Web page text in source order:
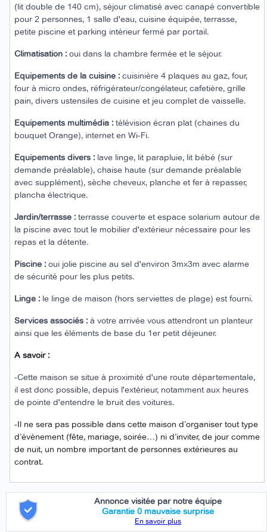
(lit double de 140 cm), séjour climatisé avec canapé convertible
pour 2 personnes, 1 salle d'eau, cuisine équipée, terrasse,
petite piscine et parking intérieur fermé par portail.
Climatisation : oui dans la chambre fermée et le séjour.
Equipements de la cuisine : cuisinière 4 plaques au gaz, four,
four à micro ondes, réfrigérateur/congélateur, cafetière, grille
pain, divers ustensiles de cuisine et jeu complet de vaisselle.
Equipements multimédia : télévision écran plat (chaines du
bouquet Orange), internet en Wi-Fi.
Equipements divers : lave linge, lit parapluie, lit bébé (sur
demande préalable), chaise haute (sur demande préalable
avec supplément), sèche cheveux, planche et fer à repasser,
plancha électrique.
Jardin/terrasse : terrasse couverte et espace solarium autour de
la piscine avec tout le mobilier d'extérieur nécessaire pour les
repas et la détente.
Piscine : oui jolie piscine au sel d'environ 3mx3m avec alarme
de sécurité pour les plus petits.
Linge : le linge de maison (hors serviettes de plage) est fourni.
Services associés : à votre arrivée vous attendront un planteur
ainsi que les éléments de base du 1er petit déjeuner.
A savoir :
-Cette maison se situe à proximité d'une route départementale,
il est donc possible, depuis l'extérieur, notamment aux heures
de pointe d'entendre le bruit des voitures.
-Il ne sera pas possible dans cette maison d’organiser tout type
d’évènement (fête, mariage, soirée…) ni d’inviter, de jour comme
de nuit, un nombre important de personnes extérieures au
contrat.
Annonce visitée par notre équipe
Garantie 0 mauvaise surprise
En savoir plus